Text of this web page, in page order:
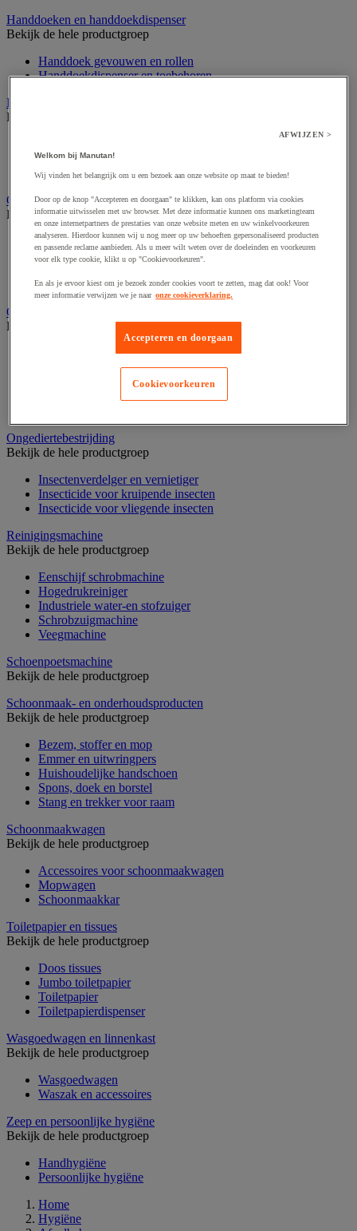
Handdoeken en handdoekdispenser
Bekijk de hele productgroep
Handdoek gevouwen en rollen
Handdoekdispenser en toebehoren
Industrieel reinigen
Bekijk de hele productgroep
Industriële poetsrollen
Nonwoven en textiel doeken
Onderdelen voor sanitair, douche en badkamer
Bekijk de hele productgroep
Douche apparatuur
Onderdelen voor badkamer
Sanitaire uitrusting
Onderhoudsproduct
Bekijk de hele productgroep
Sanitair schoonmaakmiddel
Vloer- en allesreiniger
Ongediertebestrijding
Bekijk de hele productgroep
Insectenverdelger en vernietiger
Insecticide voor kruipende insecten
Insecticide voor vliegende insecten
Reinigingsmachine
Bekijk de hele productgroep
Eenschijf schrobmachine
Hogedrukreiniger
Industriele water-en stofzuiger
Schrobzuigmachine
Veegmachine
Schoenpoetsmachine
Bekijk de hele productgroep
Schoonmaak- en onderhoudsproducten
Bekijk de hele productgroep
Bezem, stoffer en mop
Emmer en uitwringpers
Huishoudelijke handschoen
Spons, doek en borstel
Stang en trekker voor raam
Schoonmaakwagen
Bekijk de hele productgroep
Accessoires voor schoonmaakwagen
Mopwagen
Schoonmaakkar
Toiletpapier en tissues
Bekijk de hele productgroep
Doos tissues
Jumbo toiletpapier
Toiletpapier
Toiletpapierdispenser
Wasgoedwagen en linnenkast
Bekijk de hele productgroep
Wasgoedwagen
Waszak en accessoires
Zeep en persoonlijke hygiëne
Bekijk de hele productgroep
Handhygiëne
Persoonlijke hygiëne
Home
Hygiëne
AFWIJZEN >
Welkom bij Manutan!
Wij vinden het belangrijk om u een bezoek aan onze website op maat te bieden!
Door op de knop "Accepteren en doorgaan" te klikken, kan ons platform via cookies
informatie uitwisselen met uw browser. Met deze informatie kunnen ons marketingteam
en onze internetpartners de prestaties van onze website meten en uw winkelvoorkeuren
analyseren. Hierdoor kunnen wij u nog meer op uw behoeften gepersonaliseerd producten
en passende reclame aanbieden. Als u meer wilt weten over de doeleinden en voorkeuren
voor elk type cookie, klikt u op "Cookievoorkeuren".
En als je ervoor kiest om je bezoek zonder cookies voort te zetten, mag dat ook! Voor
meer informatie verwijzen we je naar onze cookieverklaring.
Accepteren en doorgaan
Cookievoorkeuren